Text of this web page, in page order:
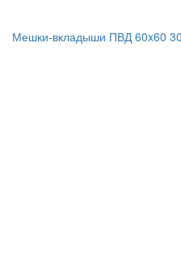
Мешки-вкладыши ПВД 60x60